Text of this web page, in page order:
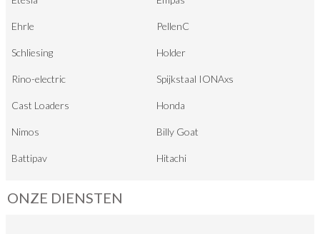
Ehrle PellenC
Schliesing Holder
Rino-electric Spijkstaal IONAxs
Cast Loaders Honda
Nimos Billy Goat
Battipav Hitachi
ONZE DIENSTEN